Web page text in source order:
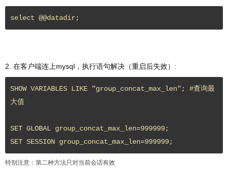
select @@datadir;
2. 在客户端连上mysql，执行语句解决（重启后失效）:
SHOW VARIABLES LIKE "group_concat_max_len"; #查询最
大值
SET GLOBAL group_concat_max_len=999999;
SET SESSION group_concat_max_len=999999;
特别注意：第二种方法只对当前会话有效